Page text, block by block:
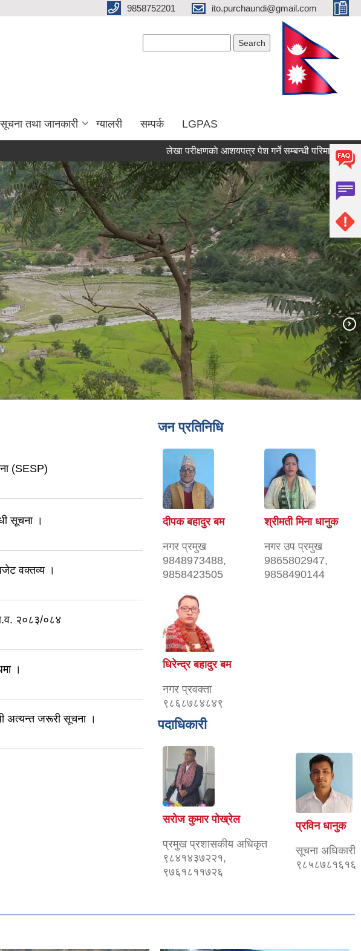
9858752201 ito.purchaundi@gmail.com
सूचना तथा जानकारी ग्यालरी सम्पर्क LGPAS
लेखा परीक्षणकाे आशयपत्र पेश गर्ने सम्बन्धी परिमार्जित सूचना ।
Pages « first ‹ previous
(SESP)
सूचना ।
वक्तव्य ।
आ.व. २०८३/०८४
।
अत्यन्त जरूरी सूचना ।
जन प्रतिनिधि
दीपक बहादुर बम
नगर प्रमुख
9848973488,
9858423505
श्रीमती मिना धानुक
नगर उप प्रमुख
9865802947,
9858490144
धिरेन्द्र बहादुर बम
नगर प्रवक्ता
९८६८७८४८४९
पदाधिकारी
सरोज कुमार पोख्रेल
प्रमुख प्रशासकीय अधिकृत
९८४१४३७२२१,
९७६१८११७२६
प्रविन धानुक
सूचना अधिकारी
९८५८७८१६१६